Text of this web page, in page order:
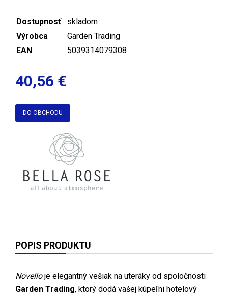
Dostupnosť
skladom
Výrobca
Garden Trading
EAN
5039314079308
40,56 €
DO OBCHODU
POPIS PRODUKTU
Novelloje elegantný vešiak na uteráky od spoločnosti
Garden Trading, ktorý dodá vašej kúpeľni hotelový